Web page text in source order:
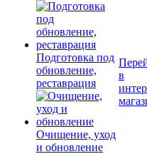
Подготовка под
обновление,
реставрация
Очищение, уход
и обновление
в